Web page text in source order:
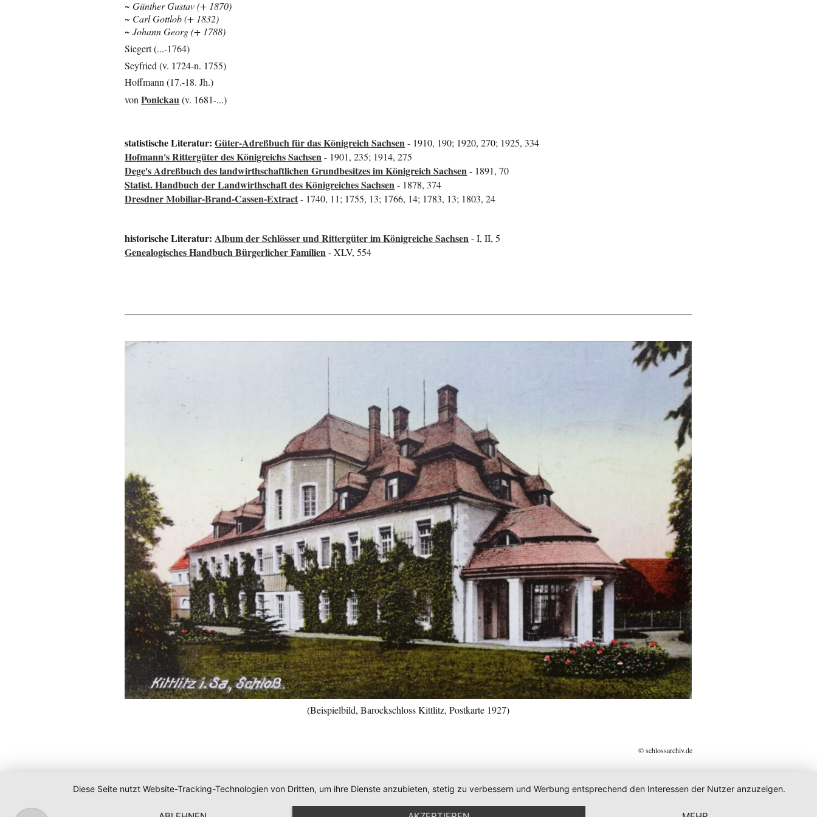
~ Günther Gustav (+ 1870)
~ Carl Gottlob (+ 1832)
~ Johann Georg (+ 1788)
Siegert (...-1764)
Seyfried (v. 1724-n. 1755)
Hoffmann (17.-18. Jh.)
vonPonickau(v. 1681-...)
statistische Literatur:Güter-Adreßbuch für das Königreich Sachsen- 1910, 190; 1920, 270; 1925, 334
Hofmann's Rittergüter des Königreichs Sachsen- 1901, 235; 1914, 275
Dege's Adreßbuch des landwirthschaftlichen Grundbesitzes im Königreich Sachsen- 1891, 70
Statist. Handbuch der Landwirthschaft des Königreiches Sachsen- 1878, 374
Dresdner Mobiliar-Brand-Cassen-Extract- 1740, 11; 1755, 13; 1766, 14; 1783, 13; 1803, 24
historische Literatur:Album der Schlösser und Rittergüter im Königreiche Sachsen- I, II, 5
Genealogisches Handbuch Bürgerlicher Familien- XLV, 554
(Beispielbild, Barockschloss Kittlitz, Postkarte 1927)
© schlossarchiv.de
Diese Seite nutzt Website-Tracking-Technologien von Dritten, um ihre Dienste anzubieten, stetig zu verbessern und Werbung entsprechend den Interessen der Nutzer anzuzeigen.